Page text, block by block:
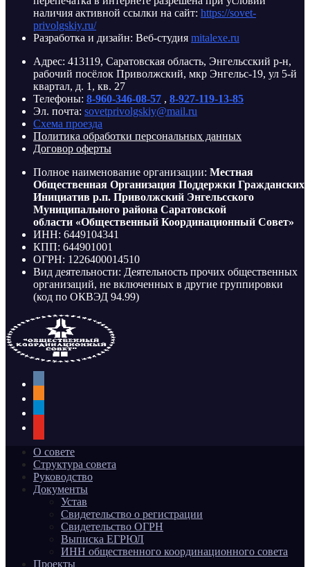
наличия активной ссылки на сайт: https://sovet-
privolgskiy.ru/
Разработка и дизайн: Веб-студия mitalexe.ru
Адрес: 413119, Саратовская область, Энгельсский р-н,
рабочий посёлок Приволжский, мкр Энгельс-19, ул 5-й
квартал, д. 1, кв. 27
Телефоны: 8-960-346-08-57 , 8-927-119-13-85
Эл. почта: sovetprivolgskiy@mail.ru
Схема проезда
Политика обработки персональных данных
Договор оферты
Полное наименование организации: Местная
Общественная Организация Поддержки Гражданских
Инициатив р.п. Приволжский Энгельсского
Муниципального района Саратовской
области «Общественный Координационный Совет»
ИНН: 6449104341
КПП: 644901001
ОГРН: 1226400014510
Вид деятельности: Деятельность прочих общественных
организаций, не включенных в другие группировки
(код по ОКВЭД 94.99)
О совете
Структура совета
Руководство
Документы
Устав
Свидетельство о регистрации
Свидетельство ОГРН
Выписка ЕГРЮЛ
ИНН общественного координационного совета
Проекты